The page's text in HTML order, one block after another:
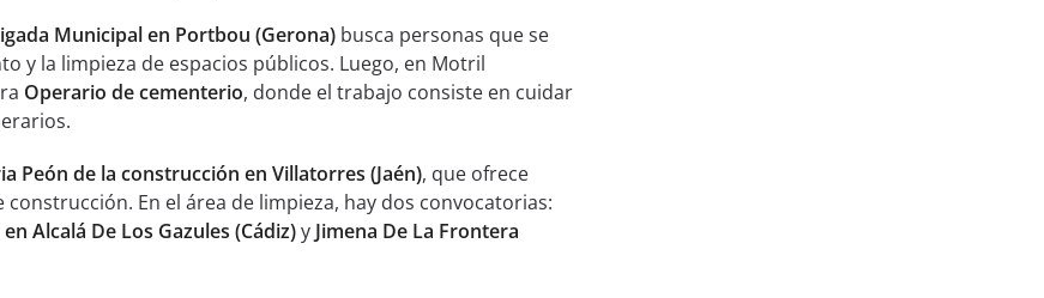
Municipal en Portbou (Gerona)busca personas que se
y la limpieza de espacios públicos. Luego, en Motril
Operario de cementerio, donde el trabajo consiste en cuidar
Peón de la construcción en Villatorres (Jaén), que ofrece
construcción. En el área de limpieza, hay dos convocatorias:
Alcalá De Los Gazules (Cádiz)y Jimena De La Frontera